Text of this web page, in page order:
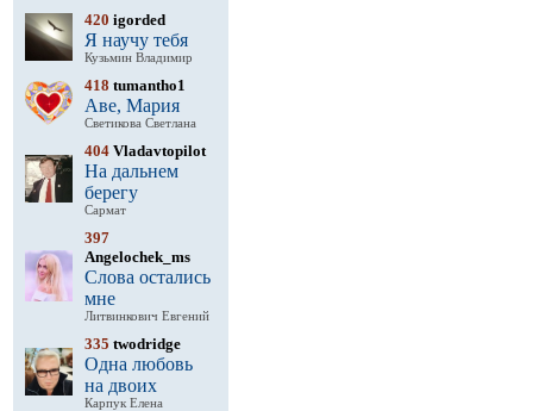
420 igorded
Я научу тебя
Кузьмин Владимир
418 tumantho1
Аве, Мария
Светикова Светлана
404 Vladavtopilot
На дальнем
берегу
Сармат
397
Angelochek_ms
Слова остались
мне
Литвинкович Евгений
335 twodridge
Одна любовь
на двоих
Карпук Елена